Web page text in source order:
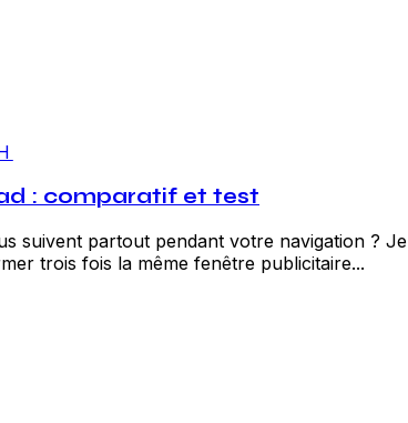
: comparatif et test
suivent partout pendant votre navigation ?
trois fois la même fenêtre publicitaire...